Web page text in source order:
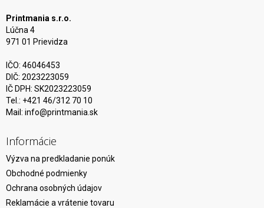
Printmania s.r.o.
Lúčna 4
971 01 Prievidza
IČO: 46046453
DIČ: 2023223059
IČ DPH: SK2023223059
Tel.: +421 46/312 70 10
Mail: info@printmania.sk
Informácie
Výzva na predkladanie ponúk
Obchodné podmienky
Ochrana osobných údajov
Reklamácie a vrátenie tovaru